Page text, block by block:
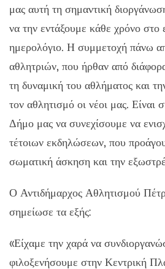
μας αυτή τη σημαντική
να την εντάξουμε κάθε χρόνο στο
ημερολόγιο. Η συμμετοχή πάνω
αθλητριών, που ήρθαν από
τη δυναμική του αθλήματος και
τον αθλητισμό οι νέοι μας. Είναι
Δήμο μας να συνεχίσουμε να
τέτοιων εκδηλώσεων, που
σωματική άσκηση και την
Ο Αντιδήμαρχος Αθλητισμού
σημείωσε τα εξής:
«Είχαμε την χαρά να
φιλοξενήσουμε στην Κεντρική